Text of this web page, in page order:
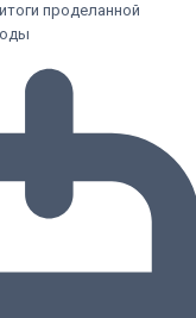
проделанной